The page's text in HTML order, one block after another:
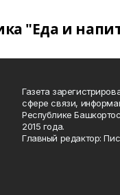
"Еда и
Газета
сфере связи,
Республике
2015 года.
Главный редактор: